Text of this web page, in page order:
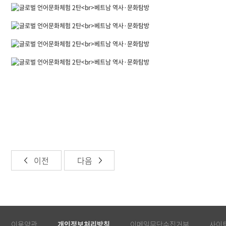
이전 다음
이용약관 개인정보처리방침 이메일무단수집거부 사이